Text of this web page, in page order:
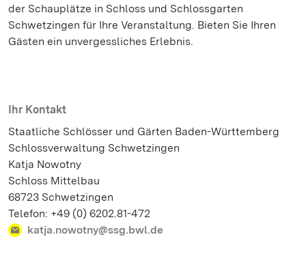
der Schauplätze in Schloss und Schlossgarten
Schwetzingen für Ihre Veranstaltung. Bieten Sie Ihren
Gästen ein unvergessliches Erlebnis.
Ihr Kontakt
Staatliche Schlösser und Gärten Baden-Württemberg
Schlossverwaltung Schwetzingen
Katja Nowotny
Schloss Mittelbau
68723 Schwetzingen
Telefon: +49 (0) 6202.81-472
katja.nowotny@ssg.bwl.de